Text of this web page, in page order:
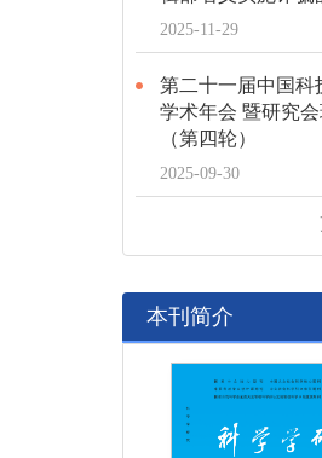
2025-11-29
第二十一届中国科
学术年会 暨研究
（第四轮）
2025-09-30
本刊简介